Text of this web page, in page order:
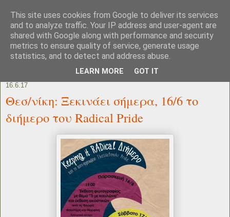
16.6.17
Θεσ/νίκη: Ξεκινάει σήμερα, 16/6 το
διήμερο του Radical Pride
This site uses cookies from Google to deliver its services
and to analyze traffic. Your IP address and user-agent are
shared with Google along with performance and security
metrics to ensure quality of service, generate usage
statistics, and to detect and address abuse.
LEARN MORE GOT IT